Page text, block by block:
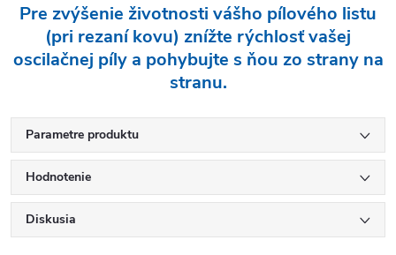
Pre zvýšenie životnosti vášho pílového listu
(pri rezaní kovu) znížte rýchlosť vašej
oscilačnej píly a pohybujte s ňou zo strany na
stranu.
Parametre produktu
Hodnotenie
Diskusia